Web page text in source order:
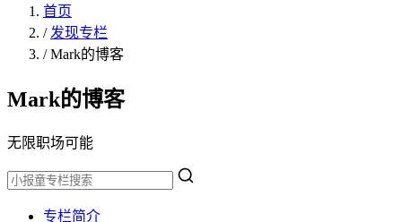
首页
/ 发现专栏
/Mark的博客
Mark的博客
无限职场可能
专栏简介